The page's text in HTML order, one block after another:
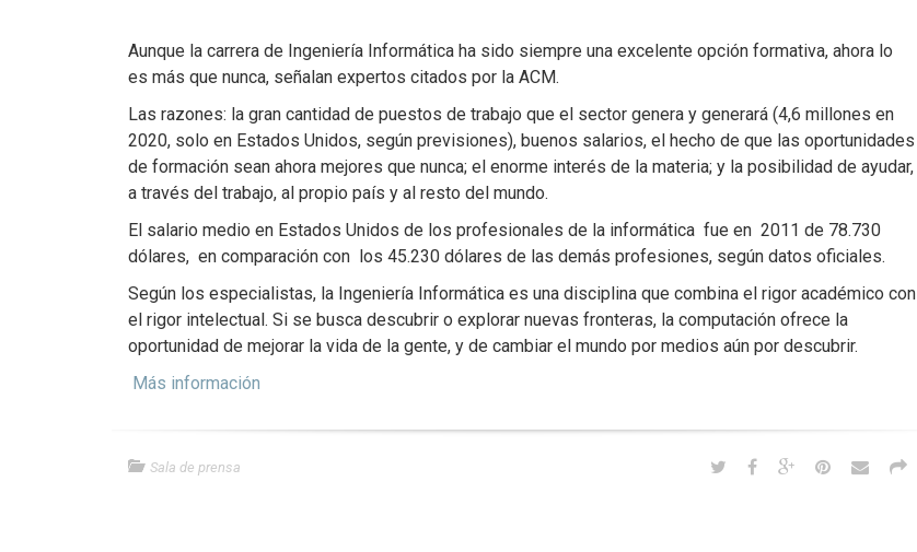
Aunque la carrera de Ingeniería Informática ha sido siempre una excelente opción formativa, ahora lo
es más que nunca, señalan expertos citados por la ACM.
Las razones: la gran cantidad de puestos de trabajo que el sector genera y generará (4,6 millones en
2020, solo en Estados Unidos, según previsiones), buenos salarios, el hecho de que las oportunidades
de formación sean ahora mejores que nunca; el enorme interés de la materia; y la posibilidad de ayudar,
a través del trabajo, al propio país y al resto del mundo.
El salario medio en Estados Unidos de los profesionales de la informática fue en 2011 de 78.730
dólares, en comparación con los 45.230 dólares de las demás profesiones, según datos oficiales.
Según los especialistas, la Ingeniería Informática es una disciplina que combina el rigor académico con
el rigor intelectual. Si se busca descubrir o explorar nuevas fronteras, la computación ofrece la
oportunidad de mejorar la vida de la gente, y de cambiar el mundo por medios aún por descubrir.
Más información
Sala de prensa